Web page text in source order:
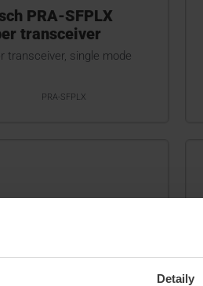
Detaily
PRA-SFPLX
transceiver
transceiver, single mode
PRA-SFPLX